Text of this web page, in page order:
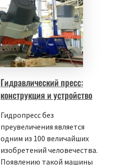
Гидравлический пресс:
конструкция и устройство
Гидропресс без
преувеличения является
одним из 100 величайших
изобретений человечества.
Появлению такой машины